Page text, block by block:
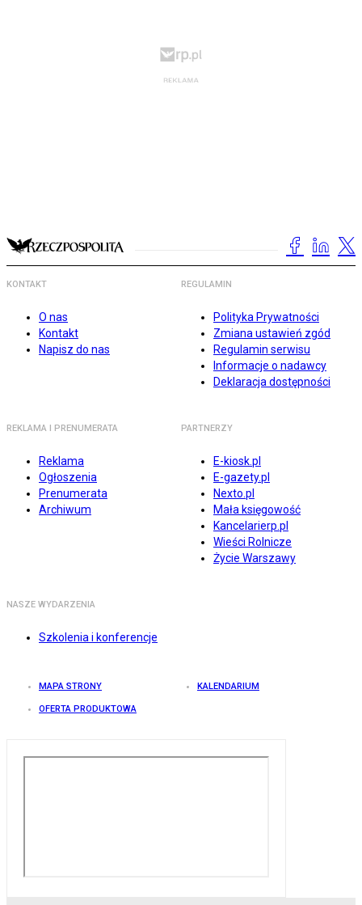
KONTAKT
O nas
Kontakt
Napisz do nas
REGULAMIN
Polityka Prywatności
Zmiana ustawień zgód
Regulamin serwisu
Informacje o nadawcy
Deklaracja dostępności
REKLAMA I PRENUMERATA
Reklama
Ogłoszenia
Prenumerata
Archiwum
PARTNERZY
E-kiosk.pl
E-gazety.pl
Nexto.pl
Mała księgowość
Kancelarierp.pl
Wieści Rolnicze
Życie Warszawy
NASZE WYDARZENIA
Szkolenia i konferencje
MAPA STRONY KALENDARIUM
OFERTA PRODUKTOWA